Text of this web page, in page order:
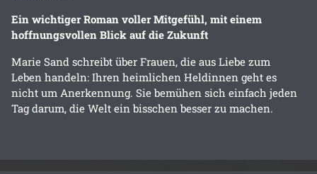
Ein wichtiger Roman voller Mitgefühl, mit einem
hoffnungsvollen Blick auf die Zukunft
Marie Sand schreibt über Frauen, die aus Liebe zum
Leben handeln: Ihren heimlichen Heldinnen geht es
nicht um Anerkennung. Sie bemühen sich einfach jeden
Tag darum, die Welt ein bisschen besser zu machen.